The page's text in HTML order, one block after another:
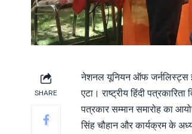
SHARE
नेशनल यूनियन ऑफ जर्नलिस्ट्स
एटा। राष्ट्रीय हिंदी
पत्रकार सम्मान समारोह का
सिंह चौहान और कार्यक्रम के